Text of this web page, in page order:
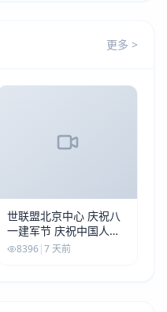
更多 >
世联盟北京中心 庆祝八
一建军节 庆祝中国人民
解放军建军99周年
8396|7 天前